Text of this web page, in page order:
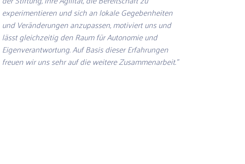
experimentieren und sich an lokale Gegebenheiten
und Veränderungen anzupassen, motiviert uns und
lässt gleichzeitig den Raum für Autonomie und
Eigenverantwortung. Auf Basis dieser Erfahrungen
freuen wir uns sehr auf die weitere Zusammenarbeit."